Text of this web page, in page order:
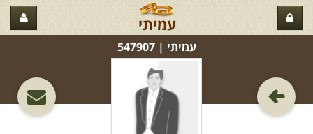
עמיתי
עמיתי‏ | 547907